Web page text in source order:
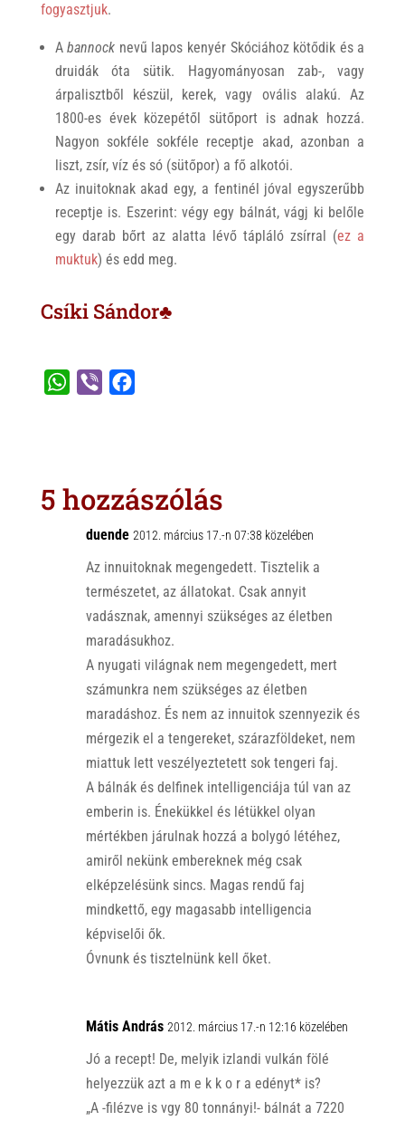
fogyasztjuk.
Abannock nevű lapos kenyér Skóciához kötődik és a
druidák óta sütik. Hagyományosan zab-, vagy
árpalisztből készül, kerek, vagy ovális alakú. Az
1800-es évek közepétől sütőport is adnak hozzá.
Nagyon sokféle sokféle receptje akad, azonban a
liszt, zsír, víz és só (sütőpor) a fő alkotói.
Az inuitoknak akad egy, a fentinél jóval egyszerűbb
receptje is. Eszerint: végy egy bálnát, vágj ki belőle
egy darab bőrt az alatta lévő tápláló zsírral (ez a
muktuk) és edd meg.
Csíki Sándor♣
A
o
o
k
5 hozzászólás
duende 2012. március 17.-n 07:38 közelében
Az innuitoknak megengedett. Tisztelik a
természetet, az állatokat. Csak annyit
vadásznak, amennyi szükséges az életben
maradásukhoz.
A nyugati világnak nem megengedett, mert
számunkra nem szükséges az életben
maradáshoz. És nem az innuitok szennyezik és
mérgezik el a tengereket, szárazföldeket, nem
miattuk lett veszélyeztetett sok tengeri faj.
A bálnák és delfinek intelligenciája túl van az
emberin is. Énekükkel és létükkel olyan
mértékben járulnak hozzá a bolygó létéhez,
amiről nekünk embereknek még csak
elképzelésünk sincs. Magas rendű faj
mindkettő, egy magasabb intelligencia
képviselői ők.
Óvnunk és tisztelnünk kell őket.
Mátis András 2012. március 17.-n 12:16 közelében
Jó a recept! De, melyik izlandi vulkán fölé
helyezzük azt a m e k k o r a edényt* is?
„A -filézve is vgy 80 tonnányi!- bálnát a 7220